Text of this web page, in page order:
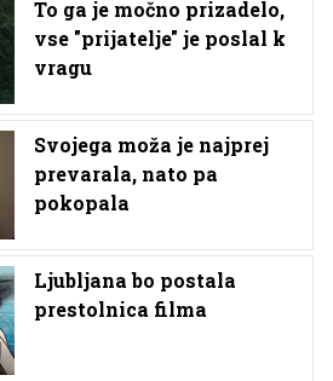
To ga je močno prizadelo,
vse "prijatelje" je poslal k
vragu
Svojega moža je najprej
prevarala, nato pa
pokopala
Ljubljana bo postala
prestolnica filma